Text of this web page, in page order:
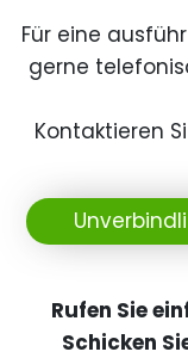
Für eine
gerne
Kontaktieren
Rufen Sie
Schicken